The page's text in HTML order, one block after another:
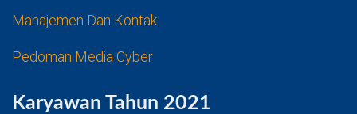
Manajemen Dan Kontak
Pedoman Media Cyber
Karyawan Tahun 2021